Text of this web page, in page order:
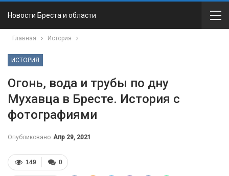
Новости Бреста и области
Главная История
ИСТОРИЯ
Огонь, вода и трубы по дну
Мухавца в Бресте. История с
фотографиями
Опубликовано Апр 29, 2021
0
149